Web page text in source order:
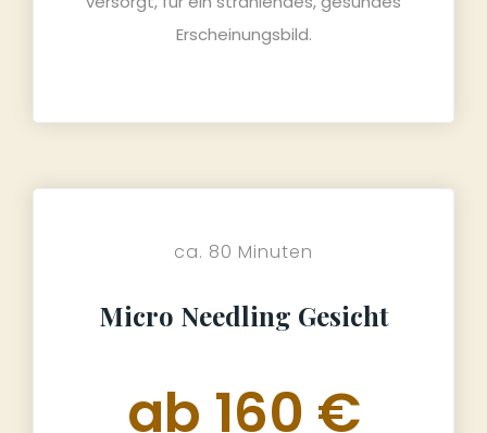
Erscheinungsbild.
ca. 80 Minuten
Micro Needling Gesicht
ab 160 €